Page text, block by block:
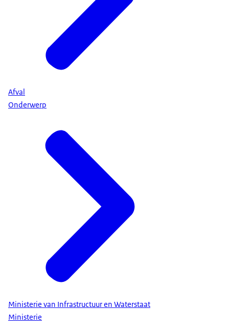
Afval
Onderwerp
Ministerie van Infrastructuur en Waterstaat
Ministerie